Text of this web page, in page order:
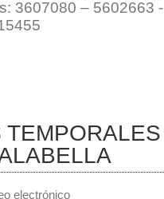
3607080 – 5602663 -
TEMPORALES
electrónico